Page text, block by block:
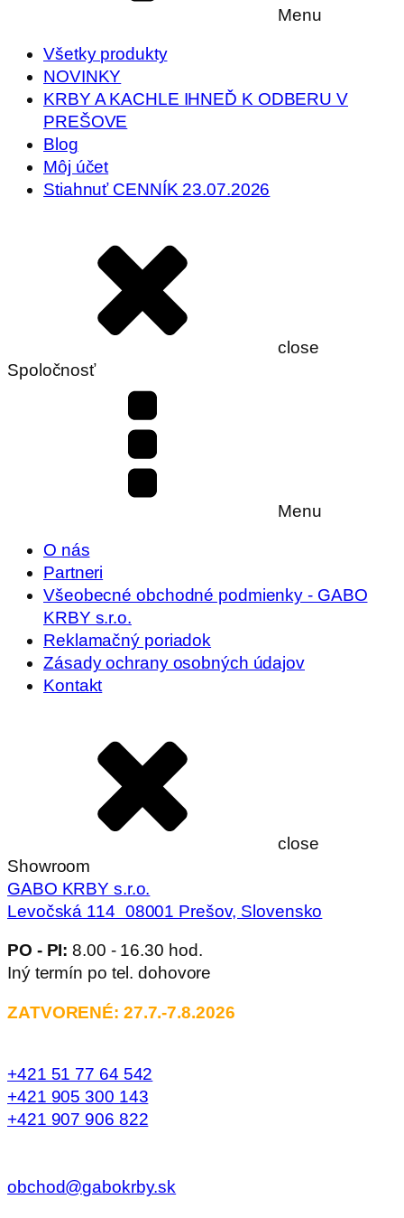
Menu
Všetky produkty
NOVINKY
KRBY A KACHLE IHNEĎ K ODBERU V
PREŠOVE
Blog
Môj účet
Stiahnuť CENNÍK 23.07.2026
close
Spoločnosť
Menu
O nás
Partneri
Všeobecné obchodné podmienky - GABO
KRBY s.r.o.
Reklamačný poriadok
Zásady ochrany osobných údajov
Kontakt
close
Showroom
GABO KRBY s.r.o.
Levočská 114 08001 Prešov, Slovensko
PO - PI: 8.00 - 16.30 hod.
Iný termín po tel. dohovore
ZATVORENÉ: 27.7.-7.8.2026
+421 51 77 64 542
+421 905 300 143
+421 907 906 822
obchod@gabokrby.sk